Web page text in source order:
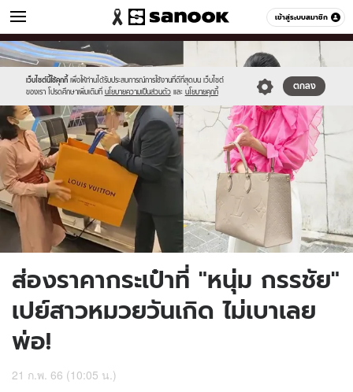
เข้าสู่ระบบสมาชิก
ผู้หญิง หมวดอื่นๆ
เว็บไซต์นี้ใช้คุกกี้ เพื่อให้ท่านได้รับประสบการณ์การใช้งานที่ดีที่สุดบน เว็บไซต์
ของเรา โปรดศึกษาเพิ่มเติมที่ นโยบายความเป็นส่วนตัว และ นโยบายคุกกี้
ตกลง
Sanook
//s.isanook.com/sr/0/images/logo-
new-
sanook.png
600
60
//s.isanook.com/wo/0/ud/46/233829/l.jpg
ส่องราคากระเป๋าที่ "หนุ่ม กรรชัย"
เปย์สาวหมวยวันเกิด ไม่เบาเลย
พ่อ!
21 ก.พ. 66 (10:05 น.)